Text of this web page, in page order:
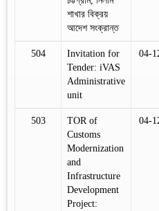
শাখার বিক্রয়
আদেশ সংক্রান্ত
504
Invitation for
Tender: iVAS
Administrative
unit
04-
503
TOR of
Customs
Modernization
and
Infrastructure
Development
Project:
04-